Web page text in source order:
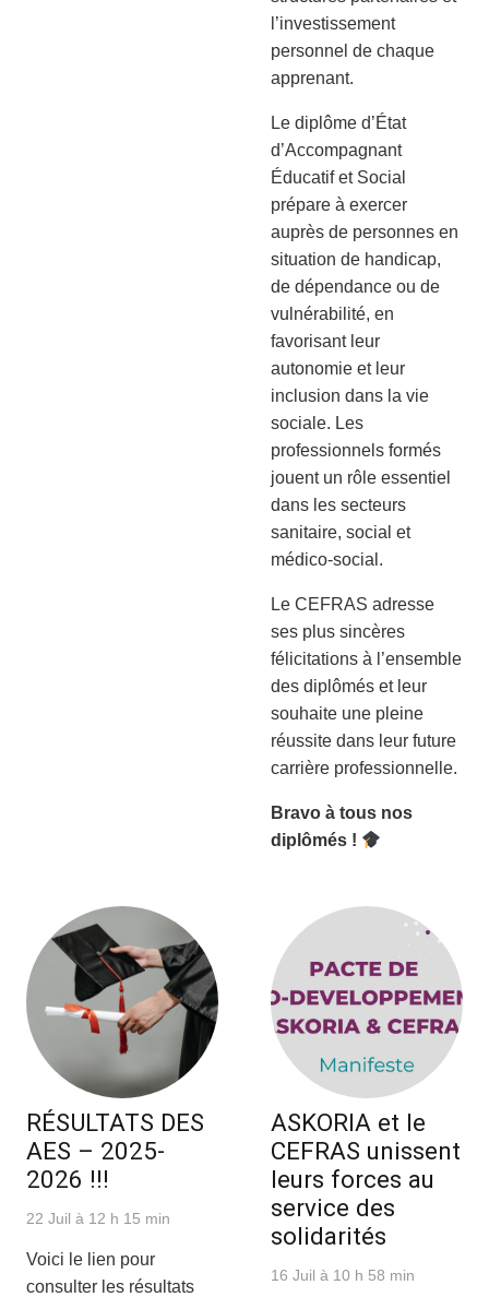
l’investissement
personnel de chaque
apprenant.
Le diplôme d’État
d’Accompagnant
Éducatif et Social
prépare à exercer
auprès de personnes en
situation de handicap,
de dépendance ou de
vulnérabilité, en
favorisant leur
autonomie et leur
inclusion dans la vie
sociale. Les
professionnels formés
jouent un rôle essentiel
dans les secteurs
sanitaire, social et
médico-social.
Le CEFRAS adresse
ses plus sincères
félicitations à l’ensemble
des diplômés et leur
souhaite une pleine
réussite dans leur future
carrière professionnelle.
Bravo à tous nos
diplômés !
RÉSULTATS DES
AES – 2025-
2026 !!!
22 Juil à 12 h 15 min
Voici le lien pour
consulter les résultats
ASKORIA et le
CEFRAS unissent
leurs forces au
service des
solidarités
16 Juil à 10 h 58 min